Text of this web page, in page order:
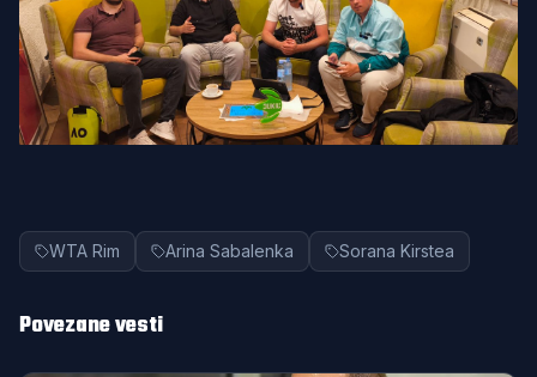
WTA Rim Arina Sabalenka Sorana Kirstea
Povezane vesti